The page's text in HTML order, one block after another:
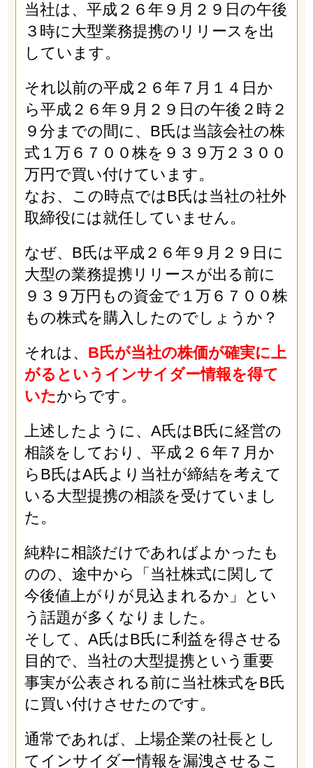
当社は、平成２６年９月２９日の午後
３時に大型業務提携のリリースを出
しています。
それ以前の平成２６年７月１４日か
ら平成２６年９月２９日の午後２時２
９分までの間に、B氏は当該会社の株
式１万６７００株を９３９万２３００
万円で買い付けています。
なお、この時点ではB氏は当社の社外
取締役には就任していません。
なぜ、B氏は平成２６年９月２９日に
大型の業務提携リリースが出る前に
９３９万円もの資金で１万６７００株
もの株式を購入したのでしょうか？
それは、 B氏が当社の株価が確実に上
がるというインサイダー情報を得て
いたからです。
上述したように、A氏はB氏に経営の
相談をしており、平成２６年７月か
らB氏はA氏より当社が締結を考えて
いる大型提携の相談を受けていまし
た。
純粋に相談だけであればよかったも
のの、途中から「当社株式に関して
今後値上がりが見込まれるか」とい
う話題が多くなりました。
そして、A氏はB氏に利益を得させる
目的で、当社の大型提携という重要
事実が公表される前に当社株式をB氏
に買い付けさせたのです。
通常であれば、上場企業の社長とし
てインサイダー情報を漏洩させるこ